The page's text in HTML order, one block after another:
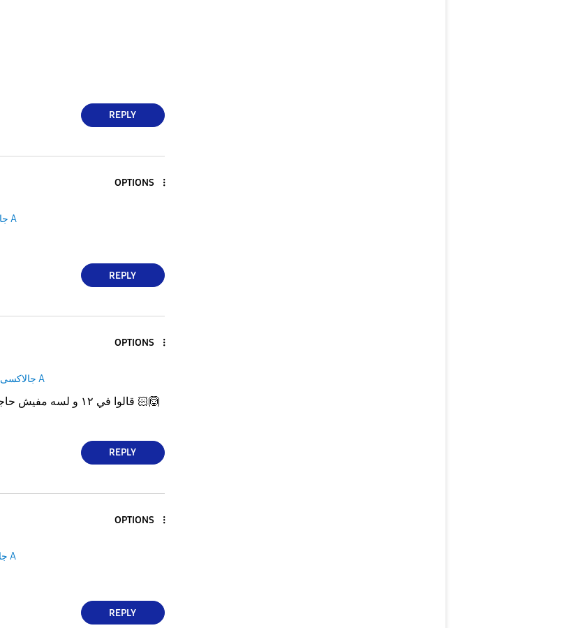
REPLY
OPTIONS
جالاكسى A
REPLY
OPTIONS
جالاكسى A
قالوا في ١٢ و لسه مفيش حاجه و قرب الشهر يخلص 🙆🏻‍
REPLY
OPTIONS
جالاكسى A
REPLY